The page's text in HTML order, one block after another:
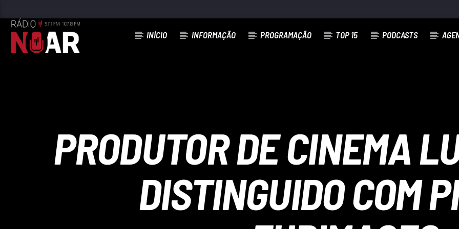
INÍCIO INFORMAÇÃO PROGRAMAÇÃO TOP 15 PODCASTS
PRODUTOR DE CINEMA
DISTINGUIDO COM